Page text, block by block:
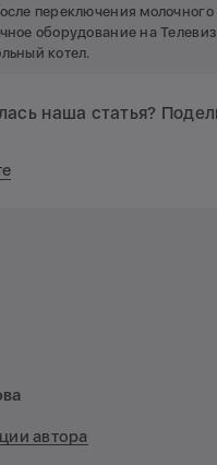
переключения молочного
оборудование на
котел.
наша статья?
автора